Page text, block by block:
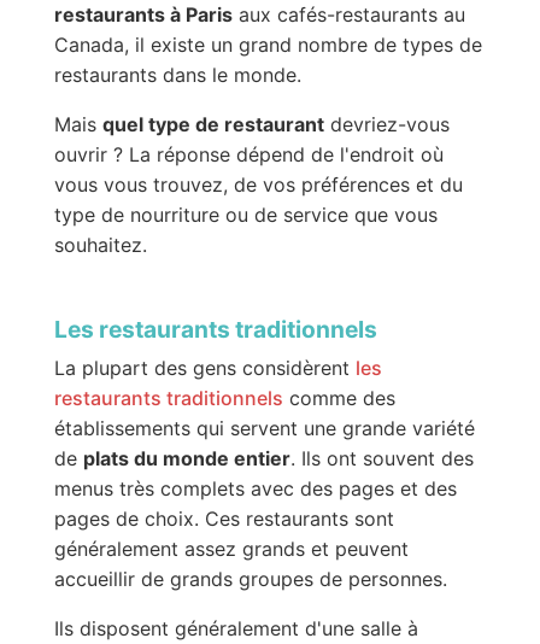
restaurants à Parisaux cafés-restaurants au
Canada, il existe un grand nombre de types de
restaurants dans le monde.
Mais quel type de restaurantdevriez-vous
ouvrir ? La réponse dépend de l'endroit où
vous vous trouvez, de vos préférences et du
type de nourriture ou de service que vous
souhaitez.
Les restaurants traditionnels
La plupart des gens considèrent les
restaurants traditionnels comme des
établissements qui servent une grande variété
de plats du monde entier. Ils ont souvent des
menus très complets avec des pages et des
pages de choix. Ces restaurants sont
généralement assez grands et peuvent
accueillir de grands groupes de personnes.
Ils disposent généralement d'une salle à